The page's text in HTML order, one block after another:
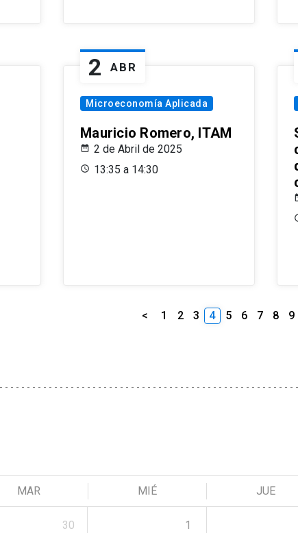
2 ABR
Microeconomía Aplicada
Mauricio Romero, ITAM
2 de Abril de 2025
13:35 a 14:30
< 1 2 3 4 5 6 7 8 9
MAR MIÉ JUE
30 1